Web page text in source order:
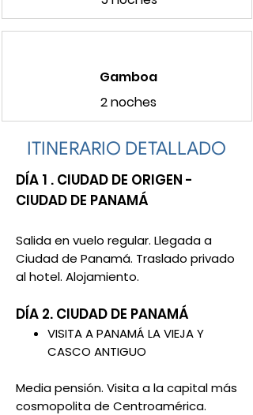
Gamboa
2 noches
ITINERARIO DETALLADO
DÍA 1 . CIUDAD DE ORIGEN -
CIUDAD DE PANAMÁ
Salida en vuelo regular. Llegada a
Ciudad de Panamá. Traslado privado
al hotel. Alojamiento.
DÍA 2. CIUDAD DE PANAMÁ
VISITA A PANAMÁ LA VIEJA Y
CASCO ANTIGUO
Media pensión. Visita a la capital más
cosmopolita de Centroamérica.